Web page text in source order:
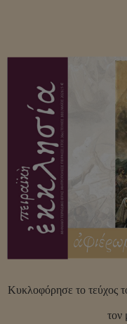
Κυκλοφόρησε το τεύχος